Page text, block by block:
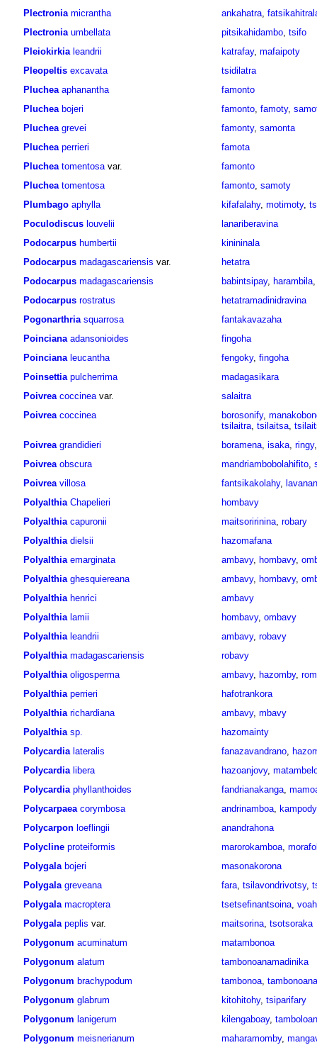
Plectronia micrantha ankahatra,
Plectronia umbellata pitsikahidambo, tsifo
Pleiokirkia leandrii katrafay, mafaipoty
Pleopeltis excavata
tsidilatra
Pluchea aphanantha
famonto
Pluchea bojeri famonto, famoty,
Pluchea grevei famonty, samonta
Pluchea perrieri
famota
Pluchea tomentosavar.
famonto
Pluchea tomentosa famonto, samoty
Plumbago aphylla kifafalahy, motimoty,
Poculodiscus louvelii
lanariberavina
Podocarpus humbertii
kinininala
Podocarpus madagascariensis var.
hetatra
Podocarpus madagascariensis babintsipay, harambila
Podocarpus rostratus
hetatramadinidravina
Pogonarthria squarrosa
fantakavazaha
Poinciana adansonioides
fingoha
Poinciana leucantha fengoky, fingoha
Poinsettia pulcherrima
madagasikara
Poivrea coccineavar.
salaitra
Poivrea coccinea borosonify,
tsilaitra, tsilaitsa,
Poivrea grandidieri boramena, isaka, ringy
Poivrea obscura mandriambobolahifito,
Poivrea villosa fantsikakolahy,
Polyalthia Chapelieri
hombavy
Polyalthia capuronii maitsoririnina, robary
Polyalthia dielsii
hazomafana
Polyalthia emarginata ambavy, hombavy,
Polyalthia ghesquiereana ambavy, hombavy,
Polyalthia henrici
ambavy
Polyalthia lamii hombavy, ombavy
Polyalthia leandrii ambavy, robavy
Polyalthia madagascariensis
robavy
Polyalthia oligosperma ambavy, hazomby,
Polyalthia perrieri
hafotrankora
Polyalthia richardiana ambavy, mbavy
Polyalthia sp.
hazomainty
Polycardia lateralis fanazavandrano,
Polycardia libera hazoanjovy,
Polycardia phyllanthoides fandrianakanga,
Polycarpaea corymbosa andrinamboa, kampody
Polycarpon loeflingii
anandrahona
Polycline proteiformis marorokamboa,
Polygala bojeri
masonakorona
Polygala greveana fara, tsilavondrivotsy,
Polygala macroptera tsetsefinantsoina,
Polygala peplis var. maitsorina, tsotsoraka
Polygonum acuminatum
matambonoa
Polygonum alatum
tambonoanamadinika
Polygonum brachypodum tambonoa, tambonoana
Polygonum glabrum kitohitohy, tsiparifary
Polygonum lanigerum kilengaboay,
Polygonum meisnerianum maharamomby,